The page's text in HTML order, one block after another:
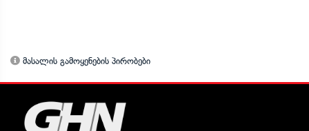
მასალის გამოყენების პირობები